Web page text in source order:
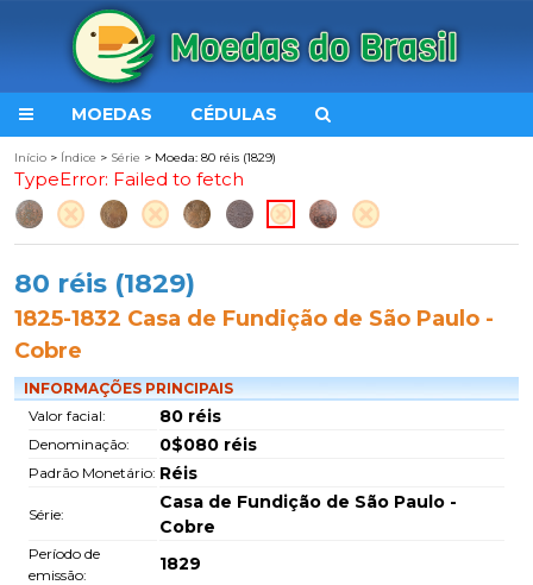
MOEDAS CÉDULAS
Início > Índice > Série > Moeda: 80 réis (1829)
TypeError: Failed to fetch
80 réis (1829)
1825-1832 Casa de Fundição de São Paulo -
Cobre
INFORMAÇÕES PRINCIPAIS
Valor facial:
80 réis
Denominação: 0$080 réis
Padrão Monetário: Réis
Série:
Casa de Fundição de São Paulo -
Cobre
Período de
emissão:
1829